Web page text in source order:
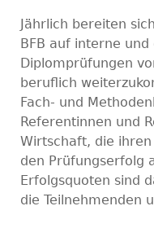
Jährlich bereiten
BFB auf interne
Diplomprüfungen
beruflich
Fach- und
Referentinnen und
Wirtschaft, die
den Prüfungserfolg
Erfolgsquoten sind
die Teilnehmenden